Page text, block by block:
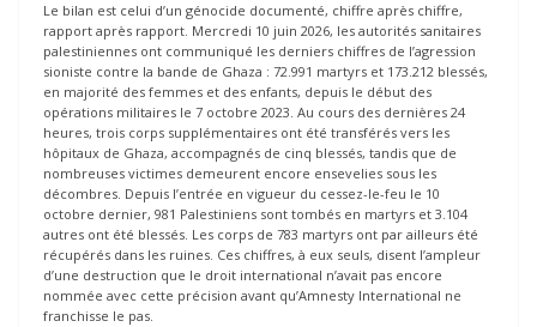
Le bilan est celui d’un génocide documenté, chiffre après chiffre,
rapport après rapport. Mercredi 10 juin 2026, les autorités sanitaires
palestiniennes ont communiqué les derniers chiffres de l’agression
sioniste contre la bande de Ghaza : 72.991 martyrs et 173.212 blessés,
en majorité des femmes et des enfants, depuis le début des
opérations militaires le 7 octobre 2023. Au cours des dernières 24
heures, trois corps supplémentaires ont été transférés vers les
hôpitaux de Ghaza, accompagnés de cinq blessés, tandis que de
nombreuses victimes demeurent encore ensevelies sous les
décombres. Depuis l’entrée en vigueur du cessez-le-feu le 10
octobre dernier, 981 Palestiniens sont tombés en martyrs et 3.104
autres ont été blessés. Les corps de 783 martyrs ont par ailleurs été
récupérés dans les ruines. Ces chiffres, à eux seuls, disent l’ampleur
d’une destruction que le droit international n’avait pas encore
nommée avec cette précision avant qu’Amnesty International ne
franchisse le pas.